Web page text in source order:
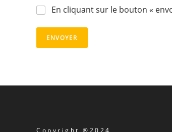
En cliquant sur le bouton «
ENVOYER